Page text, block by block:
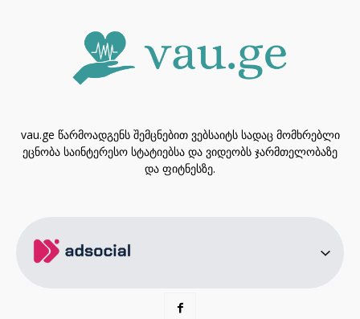
vau.ge წარმოადგენს შემცნებით ვებსაიტს სადაც მომხრებლი
ეცნობა საინტერესო სტატიებსა და ვიდეობს ჯარმთელობაზე
და ფიტნესზე.